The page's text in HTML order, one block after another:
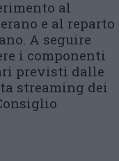
al
e al reparto
A seguire
i componenti
previsti dalle
streaming dei